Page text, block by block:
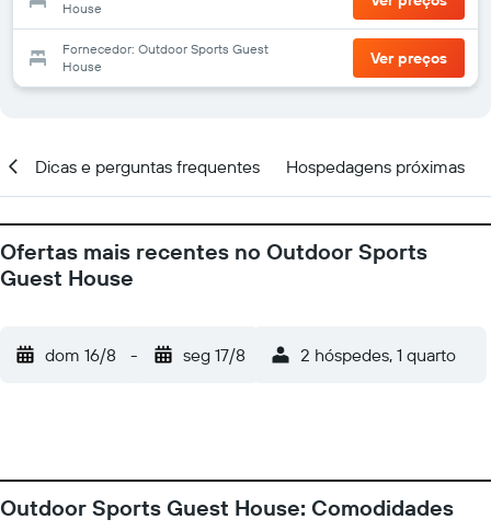
House
Fornecedor: Outdoor Sports Guest
House
Ver preços
Dicas e perguntas frequentes Hospedagens próximas
Ofertas mais recentes no Outdoor Sports
Guest House
dom 16/8 - seg 17/8 2 hóspedes, 1 quarto
Outdoor Sports Guest House: Comodidades